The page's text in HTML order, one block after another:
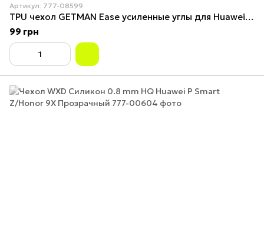
Артикул: 777-08599
TPU чехол GETMAN Ease усиленные углы для Huawei P Smart+ (nova 3i)
99 грн